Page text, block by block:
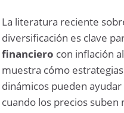
La literatura reciente
diversificación es clave
financiero con inflación
muestra cómo
dinámicos pueden
cuando los precios suben